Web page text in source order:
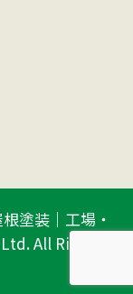
塗装｜工場・
All Rights